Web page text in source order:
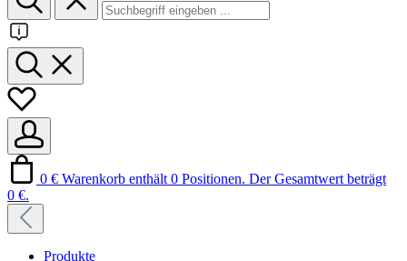
0 € Warenkorb enthält 0 Positionen. Der Gesamtwert beträgt
0 €.
Produkte